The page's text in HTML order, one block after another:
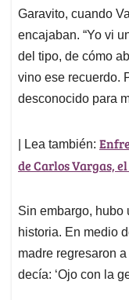
Garavito, cuando
encajaban. “Yo vi
del tipo, de cómo
vino ese recuerdo.
desconocido para
| Lea también:
de Carlos Vargas,
Sin embargo, hubo
historia. En medio
madre regresaron
decía: ‘Ojo con la